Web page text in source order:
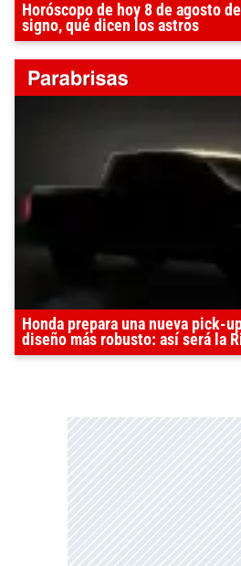
Horóscopo de hoy 8 de agosto
signo, qué dicen los astros
Honda prepara una nueva pick-
diseño más robusto: así será la